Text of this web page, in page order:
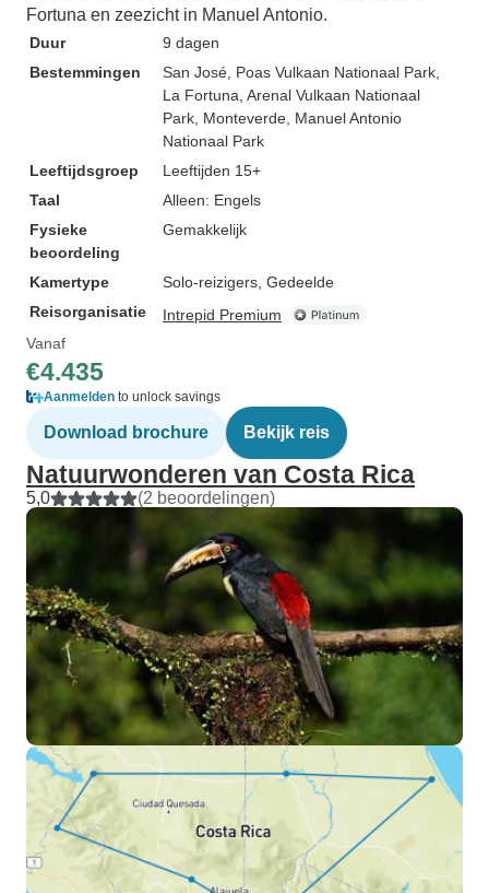
Fortuna en zeezicht in Manuel Antonio.
Duur
9 dagen
Bestemmingen
San José , Poas Vulkaan Nationaal Park
La Fortuna , Arenal Vulkaan Nationaal
Park , Monteverde , Manuel Antonio
Nationaal Park
Leeftijdsgroep
Leeftijden 15+
Taal
Alleen: Engels
Fysieke
beoordeling
Gemakkelijk
Kamertype
Solo-reizigers, Gedeelde
Reisorganisatie
Intrepid Premium
Vanaf
€4.435
Aanmelden to unlock savings
Download brochure Bekijk reis
Natuurwonderen van Costa Rica
5,0 (2 beoordelingen)